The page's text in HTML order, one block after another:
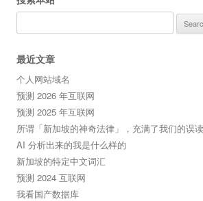
for:
最近文章
个人网站域名
预测 2026 年互联网
预测 2025 年互联网
所谓「新加坡的神奇法律」，充满了我们的误
AI 分析出来的我是什么样的
新加坡的特定中文词汇
预测 2024 互联网
我看国产数据库